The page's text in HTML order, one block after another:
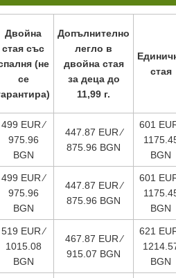
Двойна
стая със
(не
се
Допълнително
легло в
двойна стая
за деца до
11,99 г.
стая
499 EUR ∕
975.96
BGN
447.87 EUR ∕
875.96 BGN
601
BGN
499 EUR ∕
975.96
BGN
447.87 EUR ∕
875.96 BGN
601
BGN
519 EUR ∕
1015.08
BGN
467.87 EUR ∕
915.07 BGN
621
BGN